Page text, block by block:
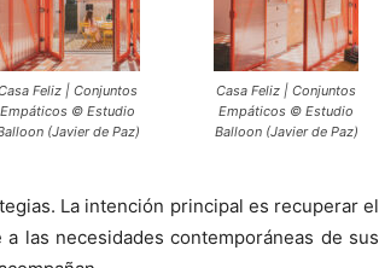
Feliz | Conjuntos
Empáticos © Estudio
(Javier de Paz)
Casa Feliz | Conjuntos
Empáticos © Estudio
Balloon (Javier de Paz)
La intención principal es recuperar el
las necesidades contemporáneas de sus